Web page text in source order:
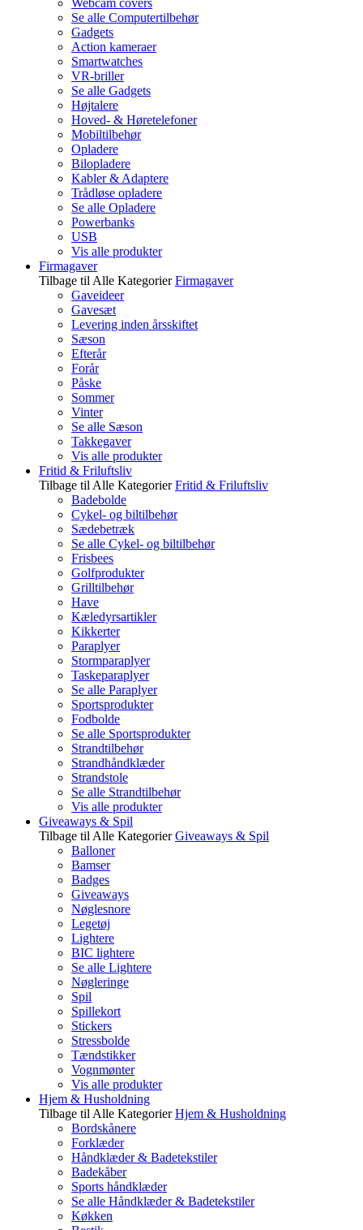
Webcam covers
Se alle Computertilbehør
Gadgets
Action kameraer
Smartwatches
VR-briller
Se alle Gadgets
Højtalere
Hoved- & Høretelefoner
Mobiltilbehør
Opladere
Bilopladere
Kabler & Adaptere
Trådløse opladere
Se alle Opladere
Powerbanks
USB
Vis alle produkter
Firmagaver
Tilbage til Alle Kategorier Firmagaver
Gaveideer
Gavesæt
Levering inden årsskiftet
Sæson
Efterår
Forår
Påske
Sommer
Vinter
Se alle Sæson
Takkegaver
Vis alle produkter
Fritid & Friluftsliv
Tilbage til Alle Kategorier Fritid & Friluftsliv
Badebolde
Cykel- og biltilbehør
Sædebetræk
Se alle Cykel- og biltilbehør
Frisbees
Golfprodukter
Grilltilbehør
Have
Kæledyrsartikler
Kikkerter
Paraplyer
Stormparaplyer
Taskeparaplyer
Se alle Paraplyer
Sportsprodukter
Fodbolde
Se alle Sportsprodukter
Strandtilbehør
Strandhåndklæder
Strandstole
Se alle Strandtilbehør
Vis alle produkter
Giveaways & Spil
Tilbage til Alle Kategorier Giveaways & Spil
Balloner
Bamser
Badges
Giveaways
Nøglesnore
Legetøj
Lightere
BIC lightere
Se alle Lightere
Nøgleringe
Spil
Spillekort
Stickers
Stressbolde
Tændstikker
Vognmønter
Vis alle produkter
Hjem & Husholdning
Tilbage til Alle Kategorier Hjem & Husholdning
Bordskånere
Forklæder
Håndklæder & Badetekstiler
Badekåber
Sports håndklæder
Se alle Håndklæder & Badetekstiler
Køkken